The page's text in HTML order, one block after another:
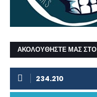
ΑΚΟΛΟΥΘΗΣΤΕ ΜΑΣ ΣΤΟ
234.210